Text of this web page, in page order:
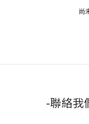
尚
-聯絡我